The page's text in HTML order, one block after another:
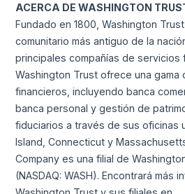
ACERCA DE WASHINGTON
Fundado en 1800, Washington
comunitario más antiguo de la
principales compañías de servicios
Washington Trust ofrece una
financieros, incluyendo banca
banca personal y gestión de
fiduciarios a través de sus oficinas
Island, Connecticut y
Company es una filial de
(NASDAQ: WASH). Encontrará más